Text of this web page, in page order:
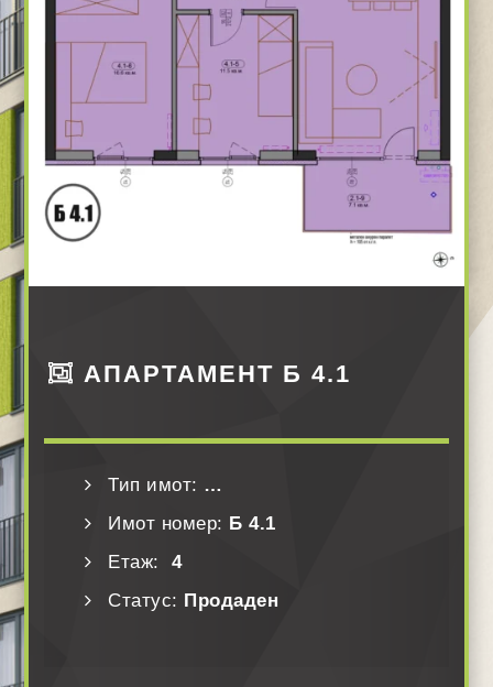
АПАРТАМЕНТ Б 4.1
Тип имот: …
Имот номер: Б 4.1
Етаж:
4
Статус: Продаден